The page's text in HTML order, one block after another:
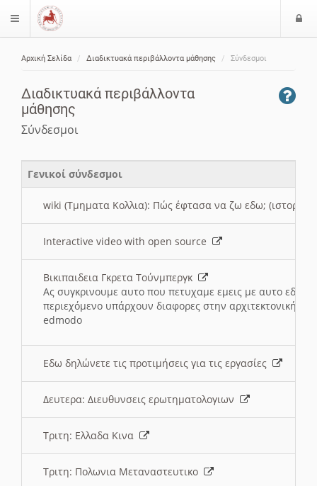
$langMenu
Αρχική Σελίδα Διαδικτυακά περιβάλλοντα μάθησης Σύνδεσμοι
Διαδικτυακά περιβάλλοντα
μάθησης
Σύνδεσμοι
Γενικοί σύνδεσμοι
wiki (Τμηματα Κολλια): Πώς έφτασα να ζω εδω; (ιστορια)
Interactive video with open source
Βικιπαιδεια Γκρετα Τούνμπεργκ
Ας συγκρινουμε αυτο που πετυχαμε εμεις με αυτο εδω
περιεχόμενο υπάρχουν διαφορες στην αρχιτεκτονική
edmodo
Εδω δηλώνετε τις προτιμήσεις για τις εργασίες
Δευτερα: Διευθυνσεις ερωτηματολογιων
Τριτη: Ελλαδα Κινα
Τριτη: Πολωνια Μεταναστευτικο